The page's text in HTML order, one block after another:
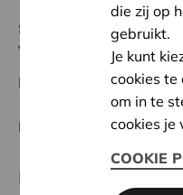
Status:
In behandeling
Vlaamse Ardennen
Datum:
04/05/2026
Beslissing:
Partner
die zij op
gebruikt.
Je kunt
cookies
om in te
cookies je
COOKIE